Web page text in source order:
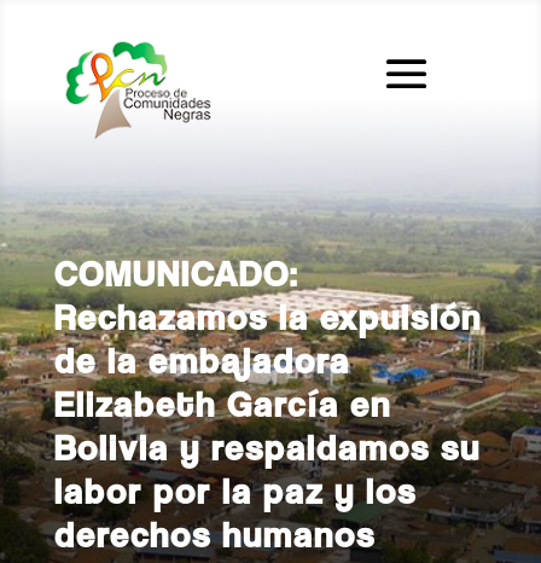
COMUNICADO:
Rechazamos la expulsión
de la embajadora
Elizabeth García en
Bolivia y respaldamos su
labor por la paz y los
derechos humanos